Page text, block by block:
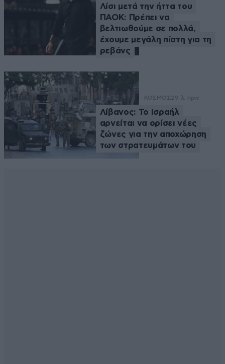
Λίσι μετά την ήττα του
ΠΑΟΚ: Πρέπει να
βελτιωθούμε σε πολλά,
έχουμε μεγάλη πίστη για τη
ρεβάνς
ΚΟΣΜΟΣ29 λ. πριν
Λίβανος: Το Ισραήλ
αρνείται να ορίσει νέες
ζώνες για την αποχώρηση
των στρατευμάτων του